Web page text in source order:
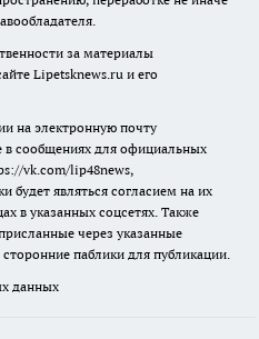
за материалы
Lipetsknews.ru и его
на электронную почту
сообщениях для официальных
vk.com/lip48news,
будет являться согласием на их
в указанных соцсетях. Также
через указанные
паблики для публикации.
данных